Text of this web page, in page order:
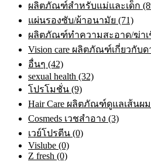
ผลิตภัณฑ์สำหรับแม่และเด็ก
แผ่นรองซับ/ผ้าอนามัย (71)
ผลิตภัณฑ์ทําความสะอาด/ฆ่าเ
Vision care ผลิตภัณฑ์เกี่ยวกับด
อื่นๆ (42)
sexual health (32)
โปรโมชั่น (9)
Hair Care ผลิตภัณฑ์ดูแลเส้นผม
Cosmeds เวชสําอาง (3)
เวย์โปรตีน (0)
Vislube (0)
Z fresh (0)